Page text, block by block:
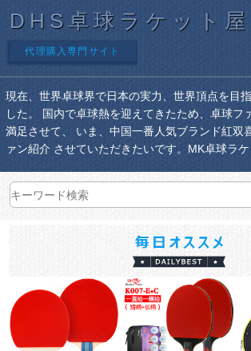
DHS卓球ラケット屋
代理購入専門サイト
現在、世界卓球界で日本の実力、世界頂点を目
した。 国内で卓球熱を迎えてきたため、卓球フ
満足させて、 いま、中国一番人気ブランド紅双
ァン紹介 させていただきたいです。MK卓球ラケ